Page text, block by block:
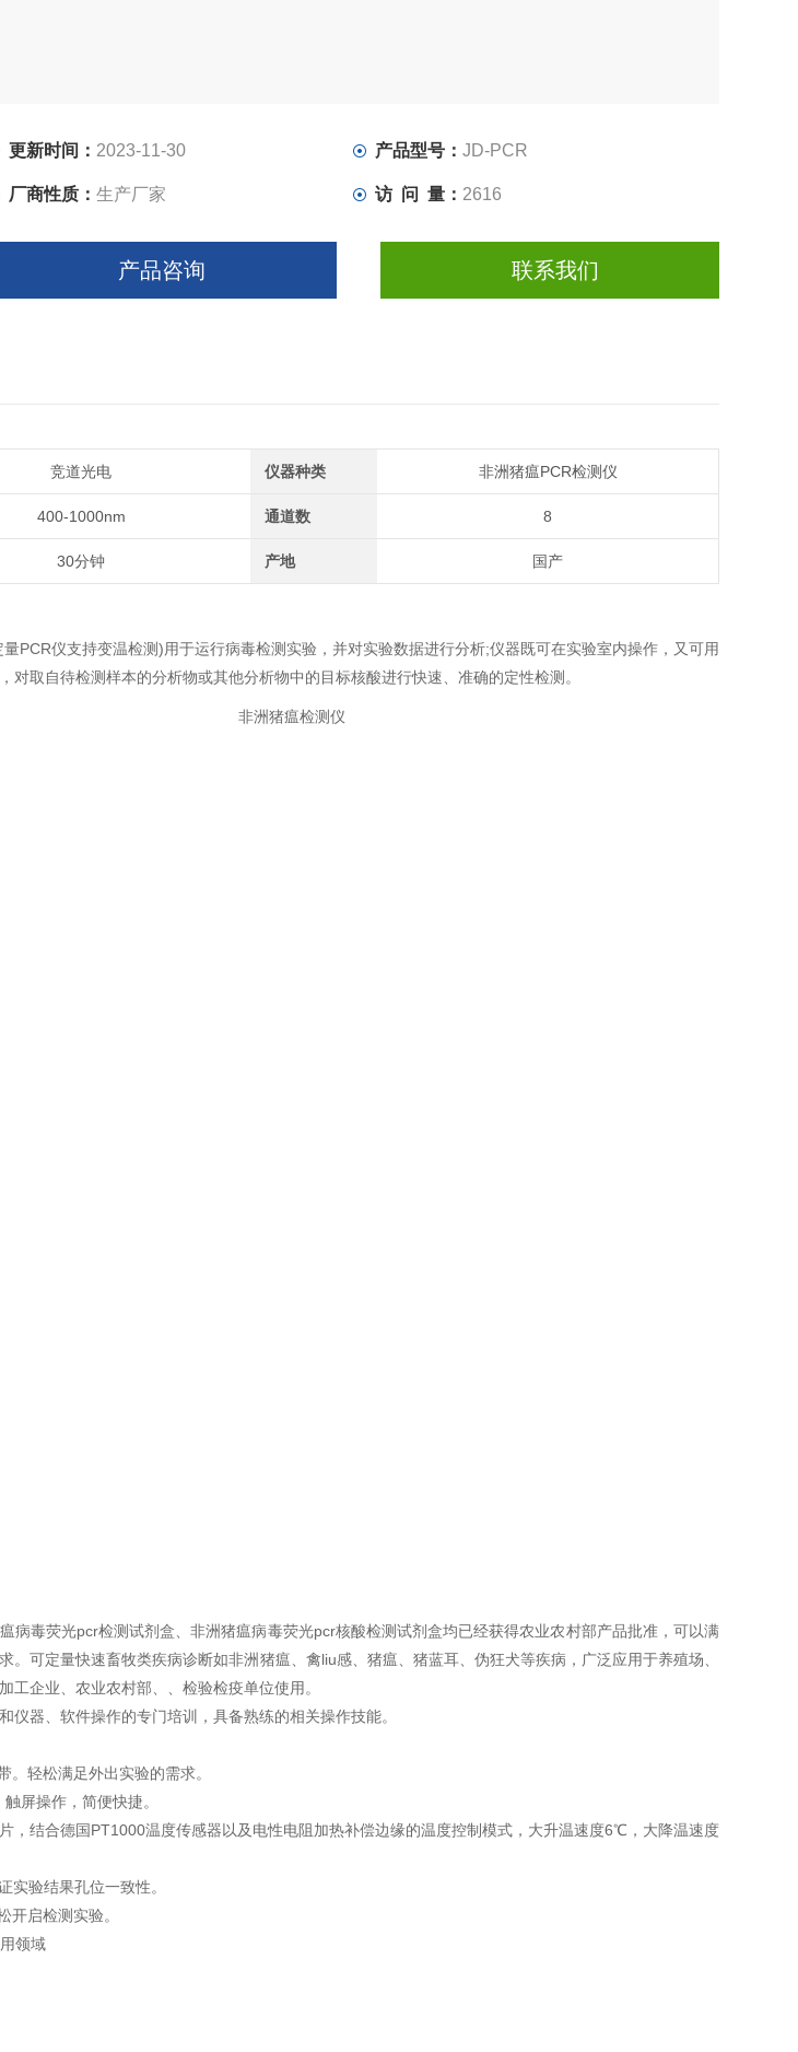
更新时间： 2023-11-30 产品型号： JD-PCR
厂商性质： 生产厂家 访 问 量： 2616
产品咨询 联系我们
竞道光电 仪器种类 非洲猪瘟PCR检测仪
400-1000nm 通道数 8
30分钟 产地 国产
量PCR仪支持变温检测)用于运行病毒检测实验，并对实验数据进行分析;仪器既可在实验室内操作，又可用
对取自待检测样本的分析物或其他分析物中的目标核酸进行快速、准确的定性检测。
病毒荧光pcr检测试剂盒、非洲猪瘟病毒荧光pcr核酸检测试剂盒均已经获得农业农村部产品批准，可以满
。可定量快速畜牧类疾病诊断如非洲猪瘟、禽liu感、猪瘟、猪蓝耳、伪狂犬等疾病，广泛应用于养殖场、
工企业、农业农村部、、检验检疫单位使用。
仪器、软件操作的专门培训，具备熟练的相关操作技能。
。轻松满足外出实验的需求。
屏操作，简便快捷。
，结合德国PT1000温度传感器以及电性电阻加热补偿边缘的温度控制模式，大升温速度6℃，大降温速度
实验结果孔位一致性。
开启检测实验。
领域